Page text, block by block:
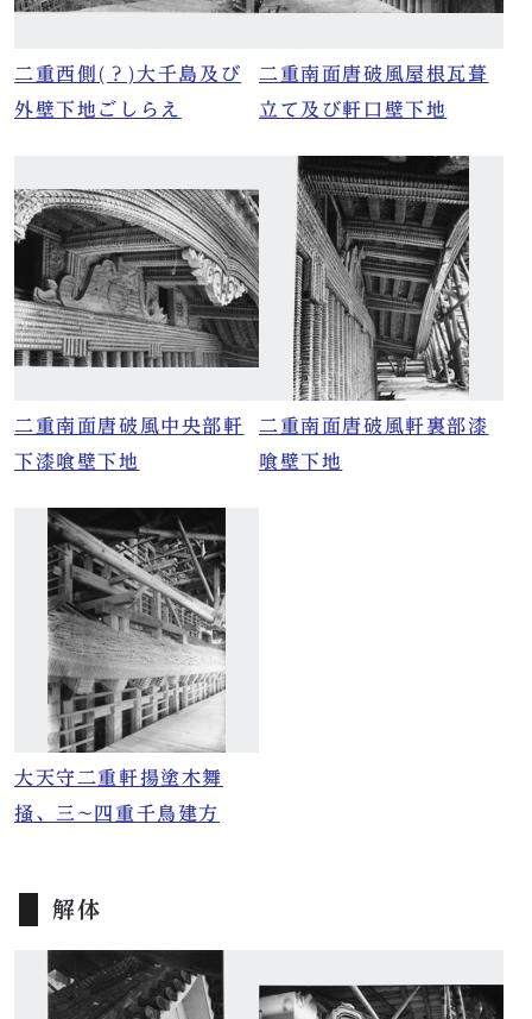
二重西側(？)大千島及び
外壁下地ごしらえ
二重南面唐破風屋根瓦葺
立て及び軒口壁下地
二重南面唐破風中央部軒
下漆喰壁下地
二重南面唐破風軒裏部漆
喰壁下地
大天守二重軒揚塗木舞
掻、三~四重千鳥建方
解体